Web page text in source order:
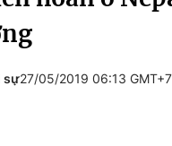
sự27/05/2019 06:13 GMT+7